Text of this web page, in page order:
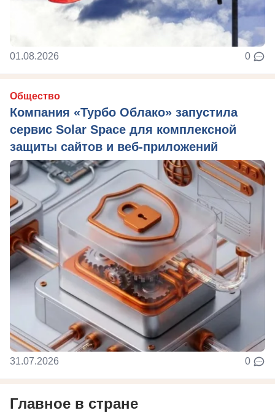
01.08.2026 0
Общество
Компания «Турбо Облако» запустила
сервис Solar Space для комплексной
защиты сайтов и веб-приложений
31.07.2026 0
Главное в стране